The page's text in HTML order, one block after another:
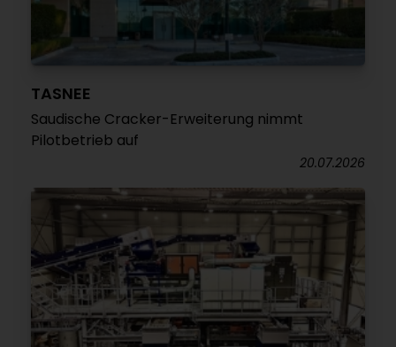
TASNEE
Saudische Cracker-Erweiterung nimmt
Pilotbetrieb auf
20.07.2026